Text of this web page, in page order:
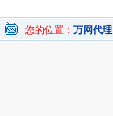
您的位置： 万网代理